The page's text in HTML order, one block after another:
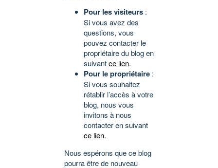
Pour les visiteurs :
Si vous avez des
questions, vous
pouvez contacter le
propriétaire du blog en
suivantce lien.
Pour le propriétaire :
Si vous souhaitez
rétablir l’accès à votre
blog, nous vous
invitons à nous
contacter en suivant
ce lien.
Nous espérons que ce blog
pourra être de nouveau